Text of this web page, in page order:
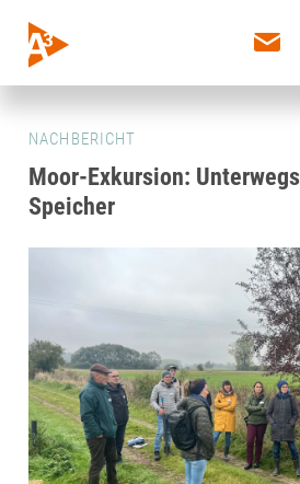
NACHBERICHT
Moor-Exkursion:
Speicher